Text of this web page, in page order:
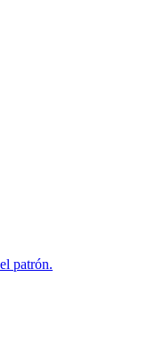
patrón.